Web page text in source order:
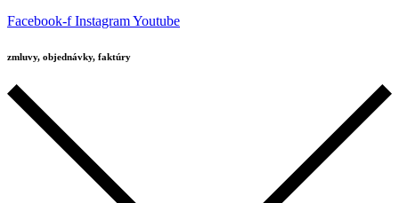
Facebook-f InstagramYoutube
zmluvy, objednávky, faktúry